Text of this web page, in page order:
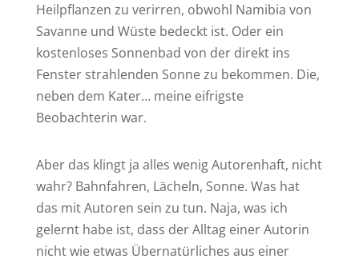
Heilpflanzen zu verirren, obwohl Namibia von
Savanne und Wüste bedeckt ist. Oder ein
kostenloses Sonnenbad von der direkt ins
Fenster strahlenden Sonne zu bekommen. Die,
neben dem Kater… meine eifrigste
Beobachterin war.
Aber das klingt ja alles wenig Autorenhaft, nicht
wahr? Bahnfahren, Lächeln, Sonne. Was hat
das mit Autoren sein zu tun. Naja, was ich
gelernt habe ist, dass der Alltag einer Autorin
nicht wie etwas Übernatürliches aus einer